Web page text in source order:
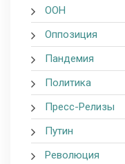
ООН
Оппозиция
Пандемия
Политика
Пресс-Релизы
Путин
Революция